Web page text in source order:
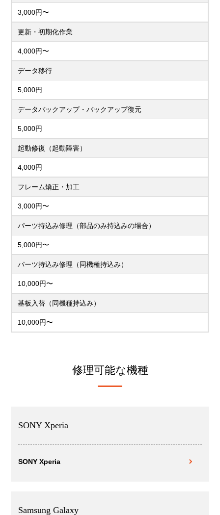
3,000円〜
更新・初期化作業
4,000円〜
データ移行
5,000円
データバックアップ・バックアップ復元
5,000円
起動修復（起動障害）
4,000円
フレーム矯正・加工
3,000円〜
パーツ持込み修理（部品のみ持込みの場合）
5,000円〜
パーツ持込み修理（同機種持込み）
10,000円〜
基板入替（同機種持込み）
10,000円〜
修理可能な機種
SONY Xperia
SONY Xperia
Samsung Galaxy